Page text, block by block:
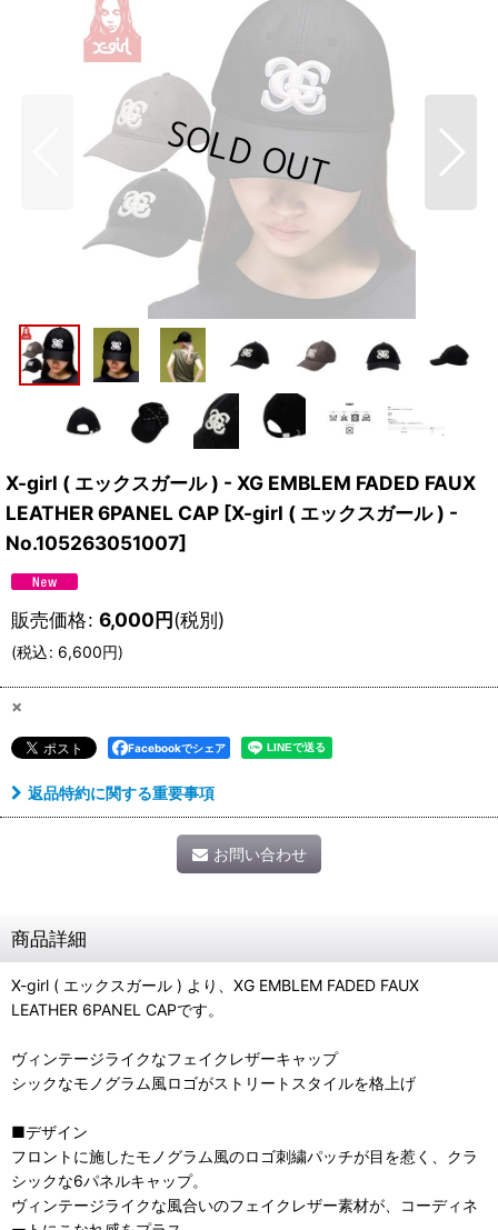
X-girl ( エックスガール ) - XG EMBLEM FADED FAUX
LEATHER 6PANEL CAP [X-girl ( エックスガール ) -
No.105263051007]
販売価格: 6,000円(税別)
(税込: 6,600円)
×
Facebookでシェア
返品特約に関する重要事項
お問い合わせ
商品詳細
X-girl ( エックスガール ) より、XG EMBLEM FADED FAUX
LEATHER 6PANEL CAPです。
ヴィンテージライクなフェイクレザーキャップ
シックなモノグラム風ロゴがストリートスタイルを格上げ
■デザイン
フロントに施したモノグラム風のロゴ刺繍パッチが目を惹く、クラ
シックな6パネルキャップ。
ヴィンテージライクな風合いのフェイクレザー素材が、コーディネ